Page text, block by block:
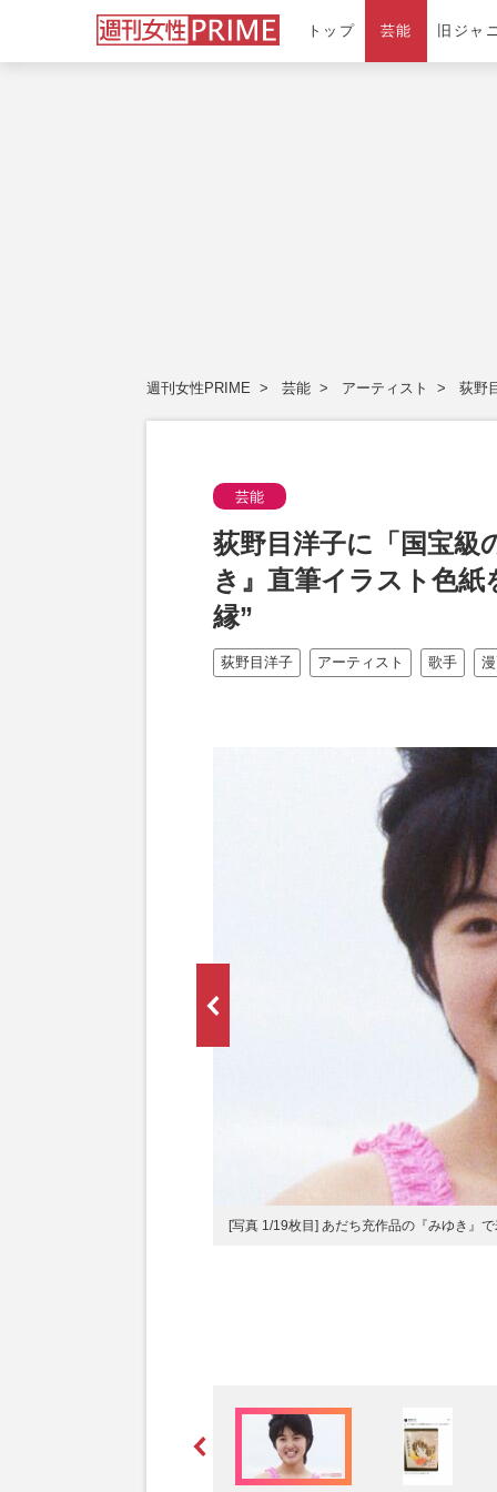
トップ 芸能 旧ジャ
週刊女性PRIME 芸能 アーティスト 荻野
芸能
荻野目洋子に「国宝級
き』直筆イラスト色
縁”
荻野目洋子 アーティスト 歌手
[写真 1/19枚目] あだち充作品の『みゆき』